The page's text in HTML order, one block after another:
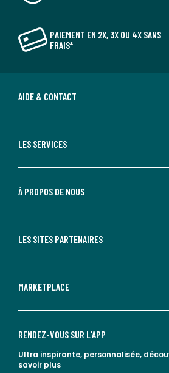
PAIEMENT EN 2X, 3X OU 4X SANS
FRAIS*
AIDE & CONTACT
LES SERVICES
À PROPOS DE NOUS
LES SITES PARTENAIRES
MARKETPLACE
RENDEZ-VOUS SUR L'APP
Ultra inspirante, personnalisée,
savoir plus